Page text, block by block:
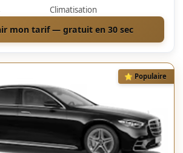
Climatisation
mon tarif — gratuit en 30 sec
⭐ Populaire